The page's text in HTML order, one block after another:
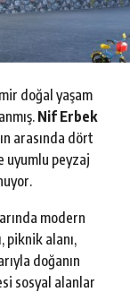
doğal yaşam
Nif Erbek
arasında dört
uyumlu peyzaj
modern
piknik alanı,
doğanın
sosyal alanlar